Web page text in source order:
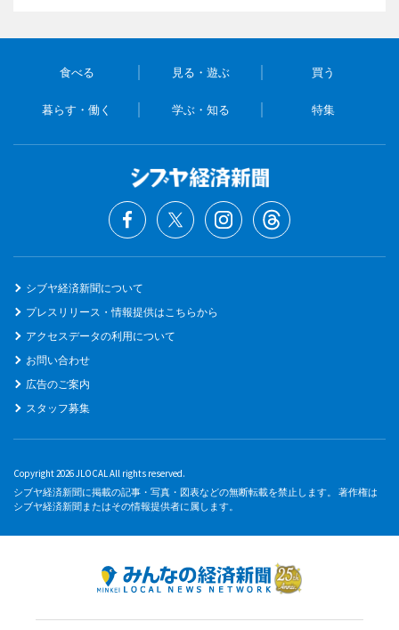
食べる 見る・遊ぶ 買う
暮らす・働く 学ぶ・知る 特集
シブヤ経済新聞について
プレスリリース・情報提供はこちらから
アクセスデータの利用について
お問い合わせ
広告のご案内
スタッフ募集
Copyright 2026 JLOCAL All rights reserved.
シブヤ経済新聞に掲載の記事・写真・図表などの無断転載を禁止します。 著作権は
シブヤ経済新聞またはその情報提供者に属します。